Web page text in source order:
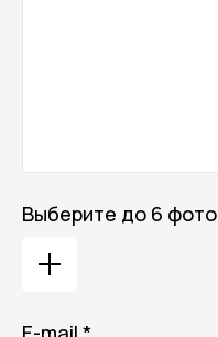
Выберите до 6 фото